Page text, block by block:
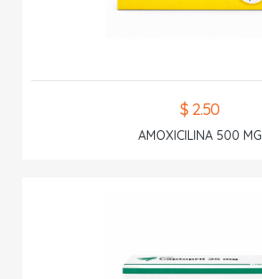
$ 2.50
AMOXICILINA 500 MG